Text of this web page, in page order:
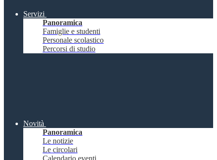
Servizi
Panoramica
Famiglie e studenti
Personale scolastico
Percorsi di studio
Novità
Panoramica
Le notizie
Le circolari